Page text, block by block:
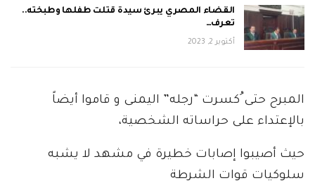
القضاء المصري يبرئ سيدة قتلت طفلها وطبخته..
تعرف…
أكتوبر 2, 2023
المبرح حتى ُكسرت “رجله” اليمنى و قاموا أيضاً
بالإعتداء على حراساته الشخصية،
حيث أصيبوا إصابات خطيرة في مشهد لا يشبه
سلوكيات قوات الشرطة